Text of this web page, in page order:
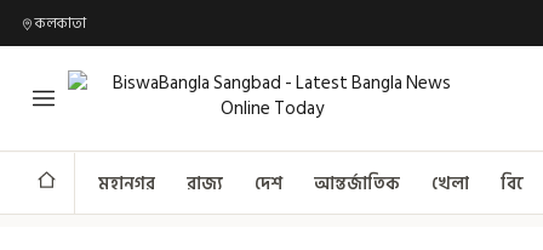
কলকাতা
মহানগর রাজ্য দেশ আন্তর্জাতিক খেলা